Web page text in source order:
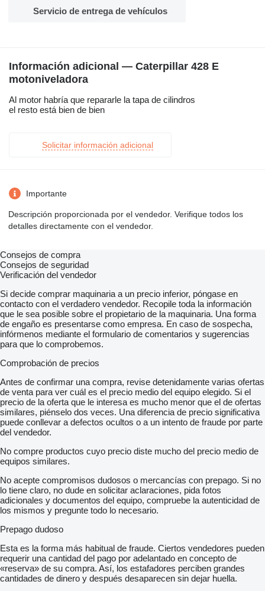
Servicio de entrega de vehículos
Información adicional — Caterpillar 428 E
motoniveladora
Al motor habría que repararle la tapa de cilindros
el resto está bien de bien
Solicitar información adicional
Importante
Descripción proporcionada por el vendedor. Verifique todos los
detalles directamente con el vendedor.
Consejos de compra
Consejos de seguridad
Verificación del vendedor
Si decide comprar maquinaria a un precio inferior, póngase en
contacto con el verdadero vendedor. Recopile toda la información
que le sea posible sobre el propietario de la maquinaria. Una forma
de engaño es presentarse como empresa. En caso de sospecha,
infórmenos mediante el formulario de comentarios y sugerencias
para que lo comprobemos.
Comprobación de precios
Antes de confirmar una compra, revise detenidamente varias ofertas
de venta para ver cuál es el precio medio del equipo elegido. Si el
precio de la oferta que le interesa es mucho menor que el de ofertas
similares, piénselo dos veces. Una diferencia de precio significativa
puede conllevar a defectos ocultos o a un intento de fraude por parte
del vendedor.
No compre productos cuyo precio diste mucho del precio medio de
equipos similares.
No acepte compromisos dudosos o mercancías con prepago. Si no
lo tiene claro, no dude en solicitar aclaraciones, pida fotos
adicionales y documentos del equipo, compruebe la autenticidad de
los mismos y pregunte todo lo necesario.
Prepago dudoso
Esta es la forma más habitual de fraude. Ciertos vendedores pueden
requerir una cantidad del pago por adelantado en concepto de
«reserva» de su compra. Así, los estafadores perciben grandes
cantidades de dinero y después desaparecen sin dejar huella.